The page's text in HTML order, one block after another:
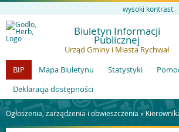
wysoki kontrast
Biuletyn Informacji
Publicznej
Urząd Gminy i Miasta Rychwał
BIP
Mapa Biuletynu Statystyki
Deklaracja dostępności
Ogłoszenia, zarządzenia i obwieszczenia »